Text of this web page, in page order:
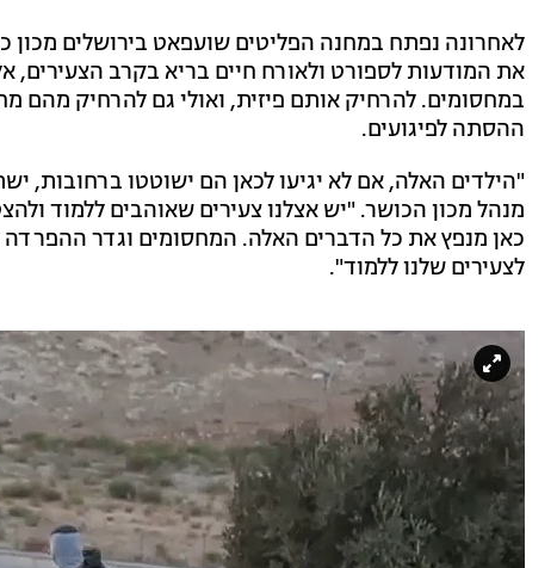
לאחרונה נפתח במחנה הפליטים שועפאט בירושלים מכון
את המודעות לספורט ולאורח חיים בריא בקרב הצעירים,
במחסומים. להרחיק אותם פיזית, ואולי גם להרחיק מהם
ההסתה לפיגועים.
"הילדים האלה, אם לא יגיעו לכאן הם ישוטטו ברחובות,
מנהל מכון הכושר. "יש אצלנו צעירים שאוהבים ללמוד
כאן מנפץ את כל הדברים האלה. המחסומים וגדר
לצעירים שלנו ללמוד".